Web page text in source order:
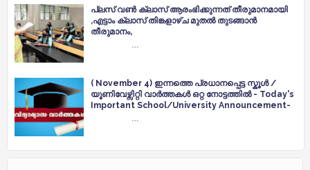
പ്ലസ് വൺ ക്ലാസ് ആരംഭിക്കുന്നത് തീരുമാനമായി
,എട്ടാം ക്ലാസ് തിങ്കളാഴ്ച മുതൽ തുടങ്ങാന്‍
തീരുമാനം,
…
( November 4) ഇന്നത്തെ പ്രധാനപ്പെട്ട സ്കൂൾ /
യൂണിവേഴ്സിറ്റി വാർത്തകൾ ഒറ്റ നോട്ടത്തിൽ - Today's
Important School/University Announcement-
…